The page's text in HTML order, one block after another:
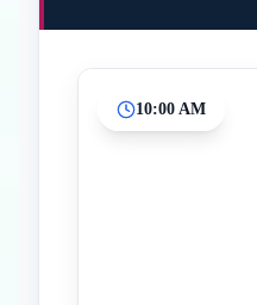
10:00 AM